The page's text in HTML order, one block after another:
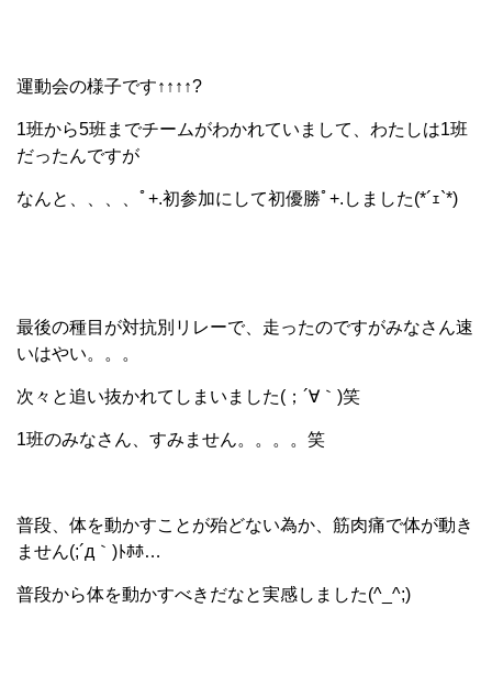
運動会の様子です↑↑↑↑?
1班から5班までチームがわかれていまして、わたしは1班
だったんですが
なんと、、、、ﾟ+.初参加にして初優勝ﾟ+.しました(*´ｪ`*)
最後の種目が対抗別リレーで、走ったのですがみなさん速
いはやい。。。
次々と追い抜かれてしまいました(；´∀｀)笑
1班のみなさん、すみません。。。。笑
普段、体を動かすことが殆どない為か、筋肉痛で体が動き
ません(;´д｀)ﾄﾎﾎ…
普段から体を動かすべきだなと実感しました(^_^;)